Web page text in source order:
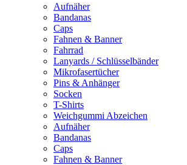
Aufnäher
Bandanas
Caps
Fahnen & Banner
Fahrrad
Lanyards / Schlüsselbänder
Mikrofasertücher
Pins & Anhänger
Socken
T-Shirts
Weichgummi Abzeichen
Aufnäher
Bandanas
Caps
Fahnen & Banner